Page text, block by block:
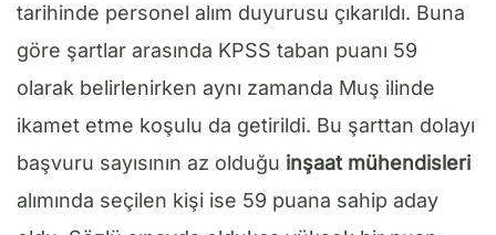
tarihinde personel alım duyurusu çıkarıldı. Buna
göre şartlar arasında KPSS taban puanı 59
olarak belirlenirken aynı zamanda Muş ilinde
ikamet etme koşulu da getirildi. Bu şarttan dolayı
başvuru sayısının az olduğu inşaat mühendisleri
alımında seçilen kişi ise 59 puana sahip aday